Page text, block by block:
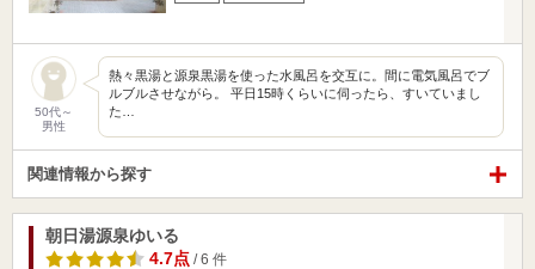
50代～
男性
熱々黒湯と源泉黒湯を使った水風呂を交互に。間に電気風呂でブ
ルブルさせながら。 平日15時くらいに伺ったら、すいていまし
た…
関連情報から探す
朝日湯源泉ゆいる
4.7点 / 6 件